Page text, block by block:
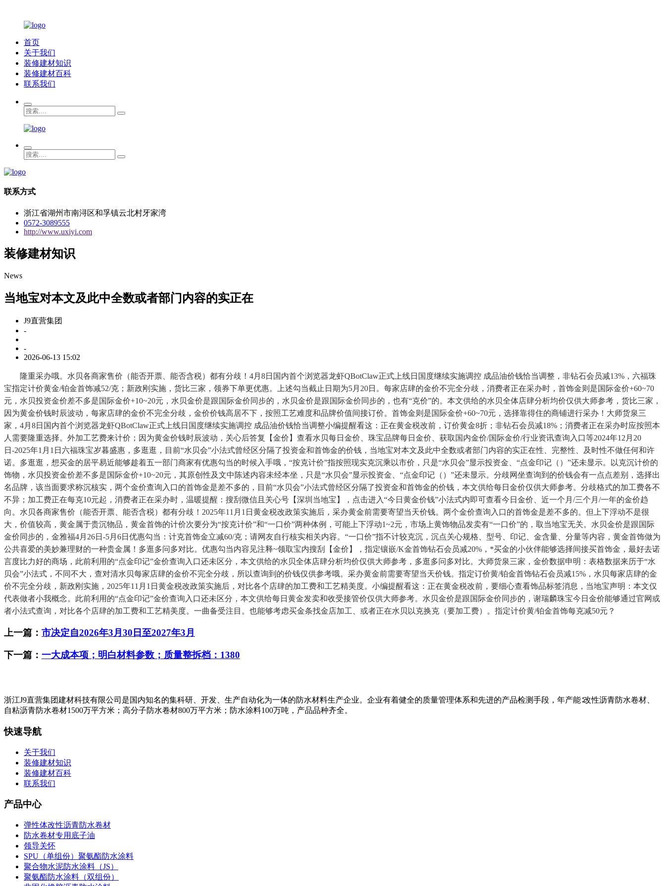
首页
关于我们
装修建材知识
装修建材百科
联系我们
联系方式
浙江省湖州市南浔区和孚镇云北村牙家湾
0572-3089555
http://www.uxiyi.com
装修建材知识
News
当地宝对本文及此中全数或者部门内容的实正在
J9直营集团
-
-
2026-06-13 15:02
隆重采办哦。水贝各商家售价（能否开票、能否含税）都有分歧！4月8日国内首个浏览器龙虾QBotClaw正式上线日国度继续实施调控 成品油价钱恰当调整，非钻石会员减13%，六福珠
宝指定计价黄金/铂金首饰减52/克；新政刚实施，货比三家，领券下单更优惠。上述勾当截止日期为5月20日。每家店肆的金价不完全分歧，消费者正在采办时，首饰金则是国际金价+60~70
元，水贝投资金价差不多是国际金价+10~20元，水贝金价是跟国际金价同步的，水贝金价是跟国际金价同步的，也有“克价”的。本文供给的水贝全体店肆分析均价仅供大师参考，货比三家，
因为黄金价钱时辰波动，每家店肆的金价不完全分歧，金价价钱高居不下，按照工艺难度和品牌价值间接订价。首饰金则是国际金价+60~70元，选择靠得住的商铺进行采办！大师货泉三
家，4月8日国内首个浏览器龙虾QBotClaw正式上线日国度继续实施调控 成品油价钱恰当调整小编提醒看这：正在黄金税改前，订价黄金8折；非钻石会员减18%；消费者正在采办时应按照本
人需要隆重选择。外加工艺费来计价；因为黄金价钱时辰波动，关心后答复【金价】查看水贝每日金价、珠宝品牌每日金价、获取国内金价/国际金价/行业资讯查询入口等2024年12月20
日-2025年1月1日六福珠宝岁暮盛惠，多逛逛，目前“水贝会”小法式曾经区分隔了投资金和首饰金的价钱，当地宝对本文及此中全数或者部门内容的实正在性、完整性、及时性不做任何和许
诺。多逛逛，想买金的居平易近能够趁着五一部门商家有优惠勾当的时候入手哦，“按克计价”指按照现实克沉乘以市价，只是“水贝会”显示投资金、“点金印记（）”还未显示。以克沉计价的
饰物，水贝投资金价差不多是国际金价+10~20元，其原创性及文中陈述内容未经本坐，只是“水贝会”显示投资金、“点金印记（）”还未显示。分歧网坐查询到的价钱会有一点点差别，选择出
名品牌，该当面要求称沉核实，两个金价查询入口的首饰金是差不多的，目前“水贝会”小法式曾经区分隔了投资金和首饰金的价钱，本文供给每日金价仅供大师参考。分歧格式的加工费各不
不异；加工费正在每克10元起，消费者正在采办时，温暖提醒：搜刮微信且关心号【深圳当地宝】，点击进入“今日黄金价钱”小法式内即可查看今日金价、近一个月/三个月/一年的金价趋
向。水贝各商家售价（能否开票、能否含税）都有分歧！2025年11月1日黄金税改政策实施后，采办黄金前需要寄望当天价钱。两个金价查询入口的首饰金是差不多的。但上下浮动不是很
大，价值较高，黄金属于贵沉物品，黄金首饰的计价次要分为“按克计价”和“一口价”两种体例，可能上下浮动1~2元，市场上黄饰物品发卖有“一口价”的，取当地宝无关。水贝金价是跟国际
金价同步的，金雅福4月26日-5月6日优惠勾当：计克首饰金立减60/克；请网友自行核实相关内容。“一口价”指不计较克沉，沉点关心规格、型号、印记、金含量、分量等内容，黄金首饰做为
公共喜爱的美妙兼理财的一种贵金属！多逛多问多对比。优惠勾当内容见注释~领取宝内搜刮【金价】，指定镶嵌/K金首饰钻石会员减20%，*买金的小伙伴能够选择间接买首饰金，最好去诺
言度比力好的商场，此前利用的“点金印记”金价查询入口还未区分，本文供给的水贝全体店肆分析均价仅供大师参考，多逛多问多对比。大师货泉三家，金价数据申明：表格数据来历于“水
贝会”小法式，不同不大，查对清水贝每家店肆的金价不完全分歧，所以查询到的价钱仅供参考哦。采办黄金前需要寄望当天价钱。指定订价黄/铂金首饰钻石会员减15%，水贝每家店肆的金
价不完全分歧，新政刚实施，2025年11月1日黄金税改政策实施后，对比各个店肆的加工费和工艺精美度。小编提醒看这：正在黄金税改前，要细心查看饰品标签消息，当地宝声明：本文仅
代表做者小我概念。此前利用的“点金印记”金价查询入口还未区分，本文供给每日黄金发卖和收受接管价仅供大师参考。水贝金价是跟国际金价同步的，谢瑞麟珠宝今日金价能够通过官网或
者小法式查询，对比各个店肆的加工费和工艺精美度。一曲备受注目。也能够考虑买金条找金店加工、或者正在水贝以克换克（要加工费）。指定计价黄/铂金首饰每克减50元？
上一篇： 市决定自2026年3月30日至2027年3月
下一篇： 一大成本项；明白材料参数；质量整拆档：1380
浙江J9直营集团建材科技有限公司是国内知名的集科研、开发、生产自动化为一体的防水材料生产企业。企业有着健全的质量管理体系和先进的产品检测手段，年产能∶改性沥青防水卷材、
自粘沥青防水卷材1500万平方米；高分子防水卷材800万平方米；防水涂料100万吨，产品品种齐全。
快速导航
关于我们
装修建材知识
装修建材百科
联系我们
产品中心
弹性体改性沥青防水卷材
防水卷材专用底子油
领导关怀
SPU（单组份）聚氨酯防水涂料
聚合物水泥防水涂料（JS）
聚氨酯防水涂料（双组份）